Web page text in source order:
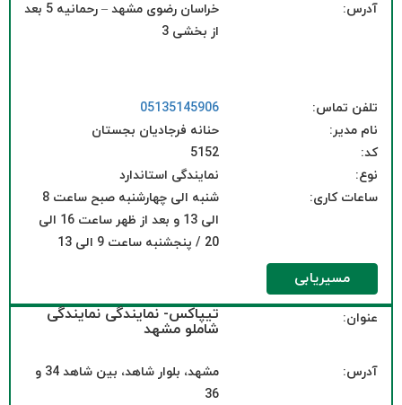
آدرس:
خراسان رضوی مشهد – رحمانیه 5 بعد
از بخشی 3
تلفن تماس:
05135145906
نام مدیر:
حنانه فرجادیان بجستان
کد:
5152
نوع:
نمایندگی استاندارد
ساعات کاری:
شنبه الی چهارشنبه صبح ساعت 8
الی 13 و بعد از ظهر ساعت 16 الی
20 / پنجشنبه ساعت 9 الی 13
مسیریابی
عنوان: تیپاکس- نمایندگی نمایندگی
شاملو مشهد
آدرس:
مشهد، بلوار شاهد، بین شاهد 34 و
36